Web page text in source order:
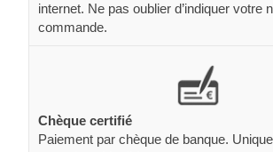
internet. Ne pas oublier d’indiquer votre
commande.
Chèque certifié
Paiement par chèque de banque.